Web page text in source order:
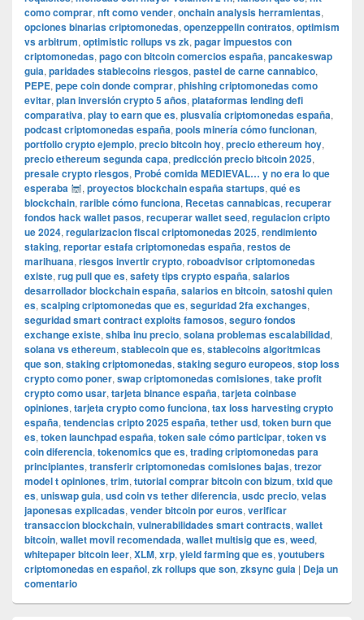
como comprar, nft como vender, onchain analysis herramientas,
opciones binarias criptomonedas, openzeppelin contratos, optimism
vs arbitrum, optimistic rollups vs zk, pagar impuestos con
criptomonedas, pago con bitcoin comercios españa, pancakeswap
guia, paridades stablecoins riesgos, pastel de carne cannabico,
PEPE, pepe coin donde comprar, phishing criptomonedas como
evitar, plan inversión crypto 5 años, plataformas lending defi
comparativa, play to earn que es, plusvalía criptomonedas españa,
podcast criptomonedas españa, pools minería cómo funcionan,
portfolio crypto ejemplo, precio bitcoin hoy, precio ethereum hoy,
precio ethereum segunda capa, predicción precio bitcoin 2025,
presale crypto riesgos, Probé comida MEDIEVAL… y no era lo que
esperaba
, proyectos blockchain españa startups, qué es
blockchain, rarible cómo funciona, Recetas cannabicas, recuperar
fondos hack wallet pasos, recuperar wallet seed, regulacion cripto
ue 2024, regularizacion fiscal criptomonedas 2025, rendimiento
staking, reportar estafa criptomonedas españa, restos de
marihuana, riesgos invertir crypto, roboadvisor criptomonedas
existe, rug pull que es, safety tips crypto españa, salarios
desarrollador blockchain españa, salarios en bitcoin, satoshi quien
es, scalping criptomonedas que es, seguridad 2fa exchanges,
seguridad smart contract exploits famosos, seguro fondos
exchange existe, shiba inu precio, solana problemas escalabilidad,
solana vs ethereum, stablecoin que es, stablecoins algoritmicas
que son, staking criptomonedas, staking seguro europeos, stop loss
crypto como poner, swap criptomonedas comisiones, take profit
crypto como usar, tarjeta binance españa, tarjeta coinbase
opiniones, tarjeta crypto como funciona, tax loss harvesting crypto
españa, tendencias cripto 2025 españa, tether usd, token burn que
es, token launchpad españa, token sale cómo participar, token vs
coin diferencia, tokenomics que es, trading criptomonedas para
principiantes, transferir criptomonedas comisiones bajas, trezor
model t opiniones, trim, tutorial comprar bitcoin con bizum, txid que
es, uniswap guia, usd coin vs tether diferencia, usdc precio, velas
japonesas explicadas, vender bitcoin por euros, verificar
transaccion blockchain, vulnerabilidades smart contracts, wallet
bitcoin, wallet movil recomendada, wallet multisig que es, weed,
whitepaper bitcoin leer, XLM, xrp, yield farming que es, youtubers
criptomonedas en español, zk rollups que son, zksync guia | Deja un
comentario